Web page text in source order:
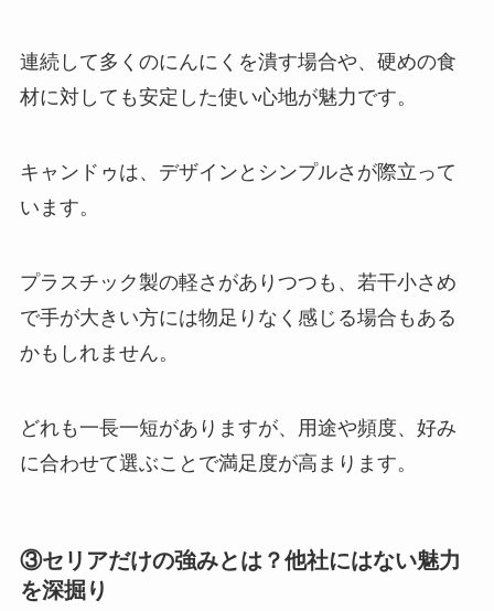
連続して多くのにんにくを潰す場合や、硬めの食
材に対しても安定した使い心地が魅力です。
キャンドゥは、デザインとシンプルさが際立って
います。
プラスチック製の軽さがありつつも、若干小さめ
で手が大きい方には物足りなく感じる場合もある
かもしれません。
どれも一長一短がありますが、用途や頻度、好み
に合わせて選ぶことで満足度が高まります。
③セリアだけの強みとは？他社にはない魅力
を深掘り